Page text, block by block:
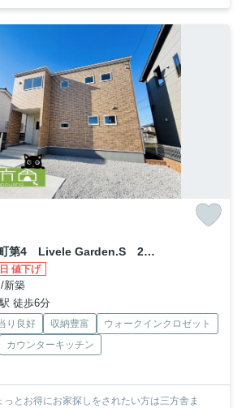
新築 前橋市樋越町第4 Livele Garden.S 2号棟
値下げ
新築
徒歩6分
り良好 収納豊富
ウォークインクロゼット
カウンターキッチン
とお得にお家探しをされたい方は三方舎ま